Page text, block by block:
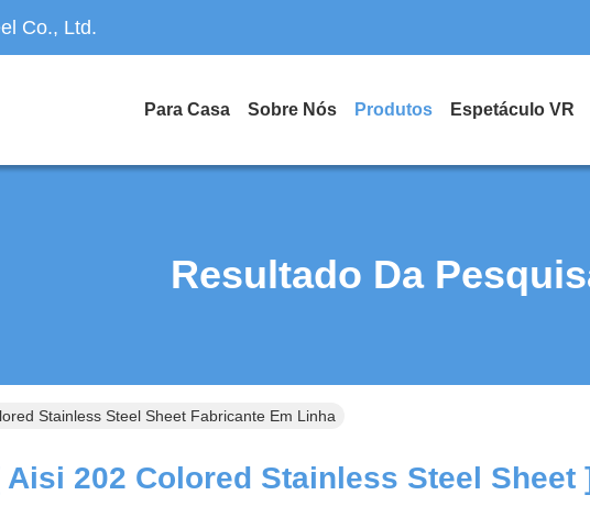
Co., Ltd.
Para Casa Sobre Nós Produtos Espetáculo VR
Resultado Da
Stainless Steel Sheet Fabricante Em Linha
Aisi 202 Colored Stainless Steel Sheet